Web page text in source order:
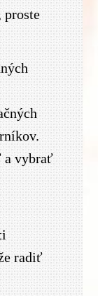
proste
a vybrať
radiť